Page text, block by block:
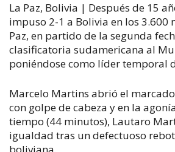
La Paz, Bolivia | Después de 15
impuso 2-1 a Bolivia en los 3.600
Paz, en partido de la segunda
clasificatoria sudamericana al
poniéndose como líder temporal
Marcelo Martins abrió el
con golpe de cabeza y en la
tiempo (44 minutos), Lautaro
igualdad tras un defectuoso
boliviana.